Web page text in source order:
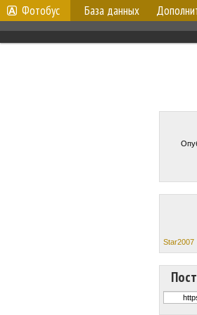
Фотобус База данных
Star2007